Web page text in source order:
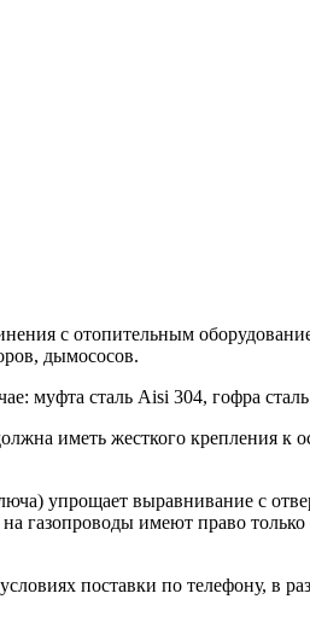
с отопительным
дымососов.
муфта сталь Aisi 304, гофра
иметь жесткого крепления к
упрощает выравнивание с
газопроводы имеют право
поставки по телефону, в